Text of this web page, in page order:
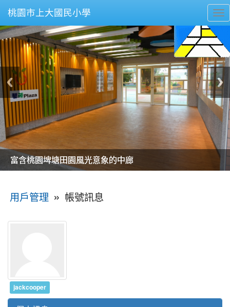
桃園市上大國民小學
美麗的操場是我們活力的來源
美麗的操場是我們活力的來源
煥然一新的小司令台
煥然一新的小司令台
富含桃園埤塘田園風光意象的中廊
富含桃園埤塘田園風光意象的中廊
嶄新的中庭廣場
嶄新的中庭廣場
水生池生生不息
水生池生生不息
用戶管理 » 帳號訊息
jackcooper